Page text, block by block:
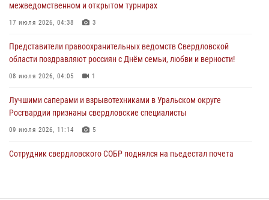
Свердловские росгвардейцы завоевали медали на окружном
чемпионате по комплексному единоборству
межведомственном и открытом турнирах
17 июля 2026, 04:38 3
Представители правоохранительных ведомств Свердловской
области поздравляют россиян с Днём семьи, любви и верности!
08 июля 2026, 04:05 1
Лучшими саперами и взрывотехниками в Уральском округе
Росгвардии признаны свердловские специалисты
09 июля 2026, 11:14 5
Сотрудник свердловского СОБР поднялся на пьедестал почета